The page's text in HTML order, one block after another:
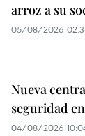
arroz a su
05/08/2026
Nueva
seguridad
04/08/2026